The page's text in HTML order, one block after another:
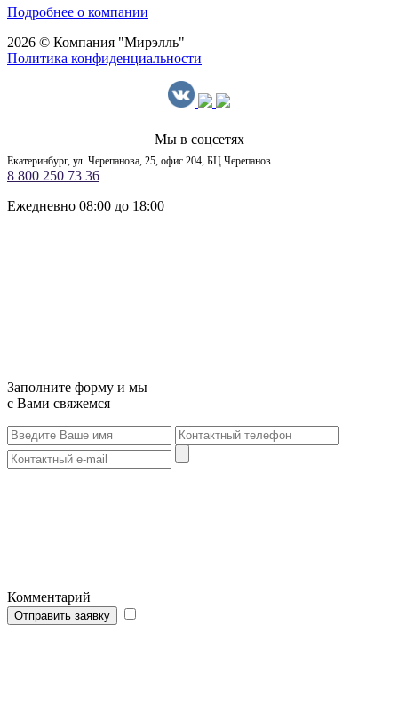
Подробнее о компании
2026 © Компания "Мирэлль"
Политика конфиденциальности
Мы в соцсетях
Екатеринбург, ул. Черепанова, 25, офис 204, БЦ Черепанов
8 800 250 73 36
Ежедневно 08:00 до 18:00
Заполните форму и мы
с Вами свяжемся
Комментарий
Отправить заявку